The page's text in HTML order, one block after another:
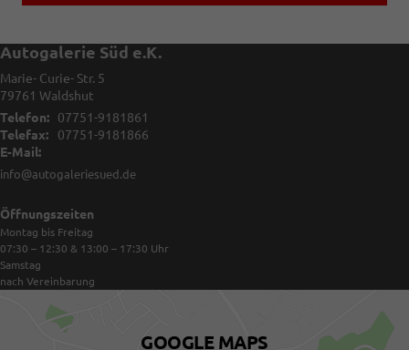
Autogalerie Süd e.K.
Marie- Curie- Str. 5
79761 Waldshut
Telefon:
07751-9181861
Telefax:
07751-9181866
E-Mail:
info@autogaleriesued.de
Öffnungszeiten
Montag bis Freitag
07:30 – 12:30 & 13:00 – 17:30 Uhr
Samstag
nach Vereinbarung
GOOGLE MAPS